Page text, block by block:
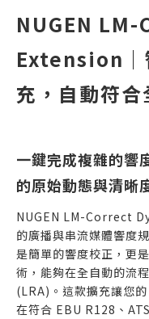
NUGEN
Extension｜
充，自動符
一鍵完成複雜的響
的原始動態與清晰
NUGEN LM-Correct
的廣播與串流媒體響度
是簡單的響度校正，更
術，能夠在全自動的流
(LRA)。這款擴充讓您的
在符合 EBU R128、